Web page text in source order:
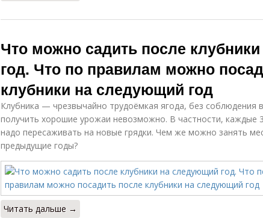
Что можно садить после
год. Что по правилам можно
клубники на следующий год
Клубника — чрезвычайно трудоёмкая ягода, без соблюдения
получить хорошие урожаи невозможно. В частности, каждые
надо пересаживать на новые грядки. Чем же можно занять
предыдущие годы?
Читать дальше →